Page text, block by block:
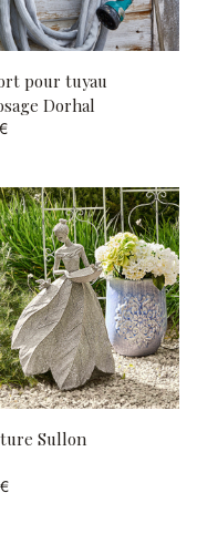
pour tuyau
Dorhal
Sullon